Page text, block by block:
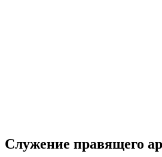
Служение правящего